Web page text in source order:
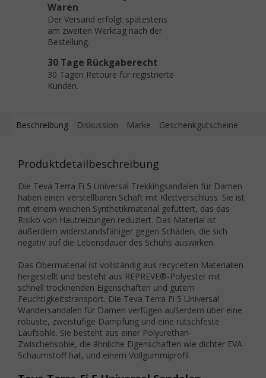
Waren
Der Versand erfolgt spätestens
am zweiten Werktag nach der
Bestellung.
30 Tage Rückgaberecht
30 Tagen Retoure für registrierte
Kunden.
Beschreibung Diskussion Marke Geschenkgutscheine
Produktdetailbeschreibung
Die Teva Terra Fi 5 Universal Trekkingsandalen für Damen
haben einen verstellbaren Schaft mit Klettverschluss. Sie ist
mit einem weichen Synthetikmaterial gefüttert, das das
Risiko von Hautreizungen reduziert. Das Material ist
außerdem widerstandsfähiger gegen Schäden, die sich
negativ auf die Lebensdauer des Schuhs auswirken.
Das Obermaterial ist vollständig aus recycelten Materialien
hergestellt und besteht aus REPREVE®-Polyester mit
schnell trocknenden Eigenschaften und gutem
Feuchtigkeitstransport. Die Teva Terra Fi 5 Universal
Wandersandalen für Damen verfügen außerdem über eine
robuste, zweistufige Dämpfung und eine rutschfeste
Laufsohle. Sie besteht aus einer Polyurethan-
Zwischensohle, die ähnliche Eigenschaften wie dichter EVA-
Schaumstoff hat, und einem Vollgummiprofil.